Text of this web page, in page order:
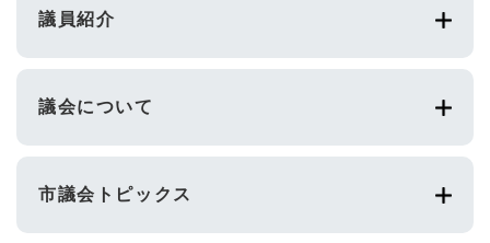
議員紹介
議会について
市議会トピックス